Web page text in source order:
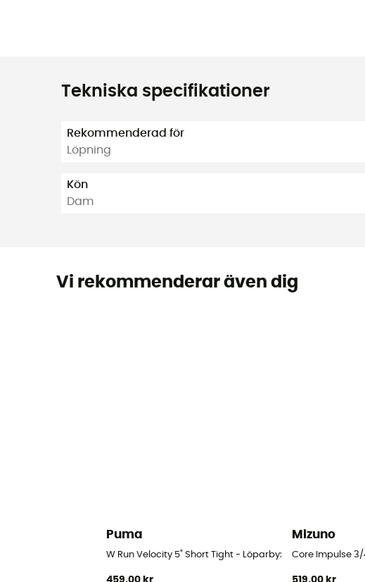
Tekniska specifikationer
Rekommenderad för
Löpning
Kön
Dam
Vi rekommenderar även dig
Puma
W Run Velocity 5" Short Tight - Löparbyxa - Dam
459,00 kr
Mizuno
Core Impulse
519,00 kr